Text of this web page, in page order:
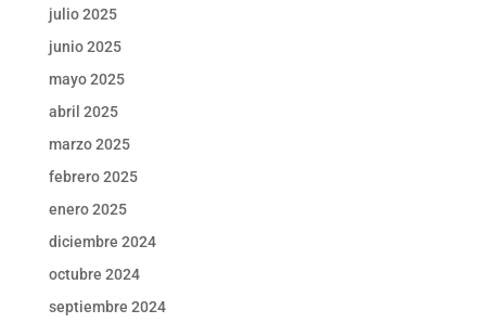
julio 2025
junio 2025
mayo 2025
abril 2025
marzo 2025
febrero 2025
enero 2025
diciembre 2024
octubre 2024
septiembre 2024